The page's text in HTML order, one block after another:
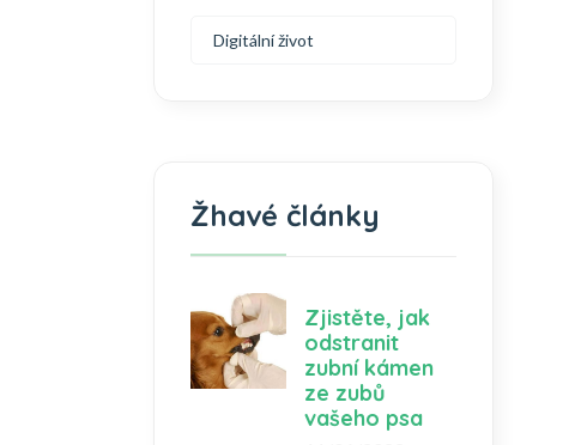
Digitální život
Žhavé články
Zjistěte, jak
odstranit
zubní kámen
ze zubů
vašeho psa